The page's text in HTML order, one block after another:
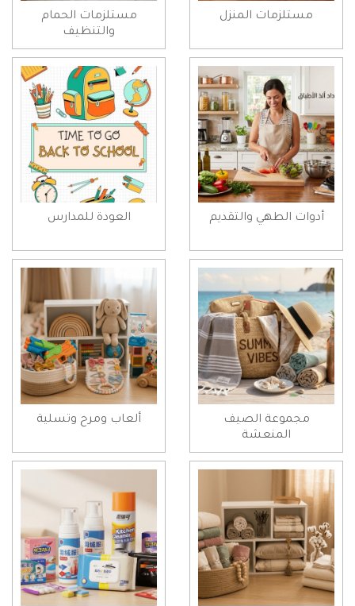
مستلزمات المنزل
مستلزمات الحمام
والتنظيف
أدوات الطهي والتقديم العودة للمدارس
مجموعة الصيف
المنعشة
ألعاب ومرح وتسلية